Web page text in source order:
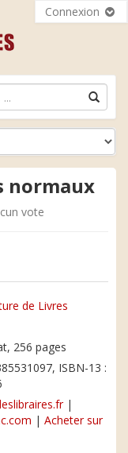
Connexion
normaux
vote
de Livres
256 pages
ISBN-13 :
|
| Acheter sur